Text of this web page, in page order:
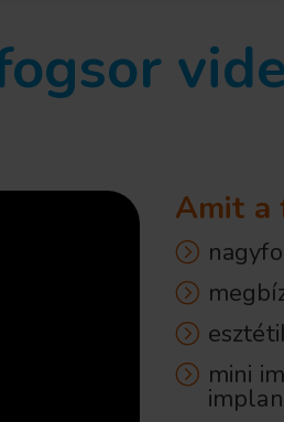
Amit a
mini